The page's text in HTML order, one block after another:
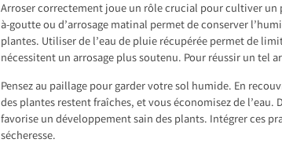
Arroser correctement joue un rôle crucial pour cultiver un
à-goutte ou d’arrosage matinal permet de conserver
plantes. Utiliser de l’eau de pluie récupérée permet de
nécessitent un arrosage plus soutenu. Pour réussir un tel
Pensez au paillage pour garder votre sol humide. En
des plantes restent fraîches, et vous économisez de
favorise un développement sain des plants. Intégrer ces
sécheresse.